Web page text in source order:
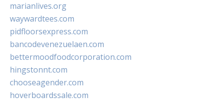
marianlives.org
waywardtees.com
pidfloorsexpress.com
bancodevenezuelaen.com
bettermoodfoodcorporation.com
hingstonnt.com
chooseagender.com
hoverboardssale.com